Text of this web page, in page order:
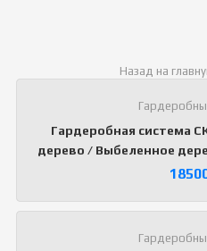
Назад на
Гардеробная система
дерево / Выбеленное